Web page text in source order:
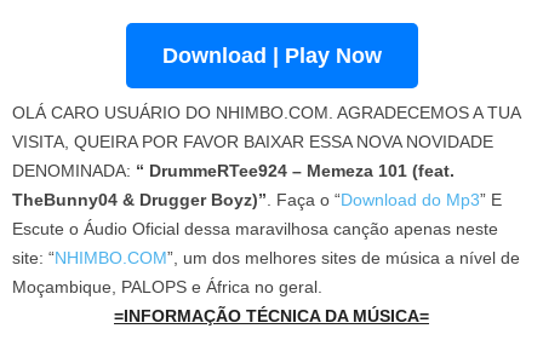
Download | Play Now
OLÁ CARO USUÁRIO DO NHIMBO.COM. AGRADECEMOS A TUA
VISITA, QUEIRA POR FAVOR BAIXAR ESSA NOVA NOVIDADE
DENOMINADA: “ DrummeRTee924 – Memeza 101 (feat.
TheBunny04 & Drugger Boyz)” . Faça o “Download do Mp3” E
Escute o Áudio Oficial dessa maravilhosa canção apenas neste
site: “NHIMBO.COM”, um dos melhores sites de música a nível de
Moçambique, PALOPS e África no geral.
=INFORMAÇÃO TÉCNICA DA MÚSICA=